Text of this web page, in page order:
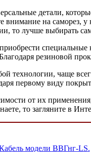
детали,
внимание на саморез,
то лучше выбирать
резиновой
технологии, чаще
первому виду
от их
то загляните в
модели ВВГнг-LS.